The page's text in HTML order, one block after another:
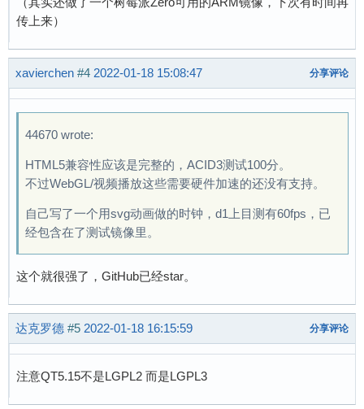
传上来）
xavierchen #4 2022-01-18 15:08:47 分享评论
44670 wrote:
HTML5兼容性应该是完整的，ACID3测试100分。
不过WebGL/视频播放这些需要硬件加速的还没有支持。
自己写了一个用svg动画做的时钟，d1上目测有60fps，已
经包含在了测试镜像里。
这个就很强了，GitHub已经star。
达克罗德 #5 2022-01-18 16:15:59 分享评论
注意QT5.15不是LGPL2 而是LGPL3